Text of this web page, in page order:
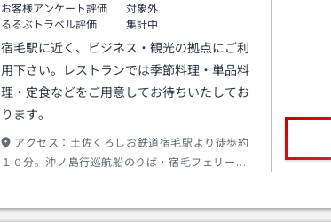
お客様アンケート評価
対象外
るるぶトラベル評価
集計中
宿毛駅に近く、ビジネス・観光の拠点にご利
用下さい。レストランでは季節料理・単品料
理・定食などをご用意してお待ちいたしてお
ります。
アクセス： 土佐くろしお鉄道宿毛駅より徒歩約
１０分。沖ノ島行巡航船のりば・宿毛フェリーの